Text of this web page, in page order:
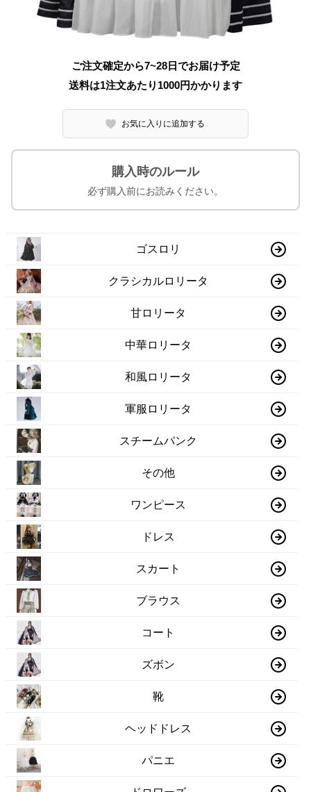
ご注文確定から7~28日でお届け予定
送料は1注文あたり 1000円かかります
お気に入りに追加する
購入時のルール
必ず購入前にお読みください。
ゴスロリ
クラシカルロリータ
甘ロリータ
中華ロリータ
和風ロリータ
軍服ロリータ
スチームパンク
その他
ワンピース
ドレス
スカート
ブラウス
コート
ズボン
靴
ヘッドドレス
パニエ